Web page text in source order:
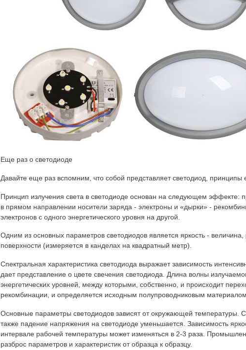
Еще раз о светодиоде
Давайте еще раз вспомним, что собой представляет светодиод, принципы
Принцип излучения света в светодиоде основан на следующем эффекте:
в прямом направлении носители заряда - электроны и «дырки» -
электронов с одного энергетического уровня на другой.
Одним из основных параметров светодиодов является яркость -
поверхности (измеряется в канделах на квадратный метр).
Спектральная характеристика светодиода выражает зависимость
дает представление о цвете свечения светодиода. Длина волны
энергетических уровней, между которыми, собственно, и происходит
рекомбинации, и определяется исходным полупроводниковым
Основные параметры светодиодов зависят от окружающей температуры.
также падение напряжения на светодиоде уменьшается. Зависимость
интервале рабочей температуры может изменяться в 2-3 раза.
разброс параметров и характеристик от образца к образцу.